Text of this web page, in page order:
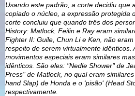
Usando este padrão, a corte decidiu que
copiado o núcleo, a expressão protegida
corte concluiu que quando três dos
History: Matlock, Feilin e Ray eram
Fighter II: Guile, Chun Li e Ken, não
respeito de serem virtualmente idênticos.
movimentos especiais eram similares
idênticos. São eles: "Nedle Shower" de
Press" de Matlock, no qual eram
hand Slap) de Honda e o 'pisão' (Head
respectivamente.